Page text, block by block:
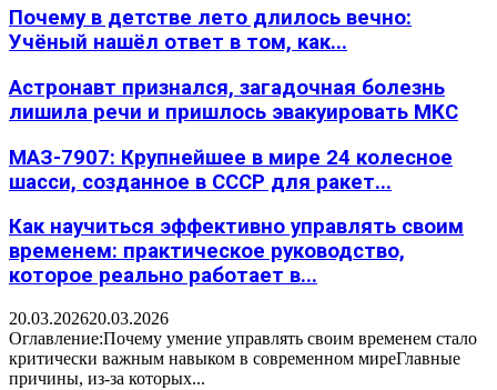
Почему в детстве лето длилось вечно:
Учёный нашёл ответ в том, как...
Астронавт признался, загадочная болезнь
лишила речи и пришлось эвакуировать МКС
МАЗ-7907: Крупнейшее в мире 24 колесное
шасси, созданное в СССР для ракет...
Как научиться эффективно управлять своим
временем: практическое руководство,
которое реально работает в...
20.03.202620.03.2026
Оглавление:Почему умение управлять своим временем стало
критически важным навыком в современном миреГлавные
причины, из-за которых...